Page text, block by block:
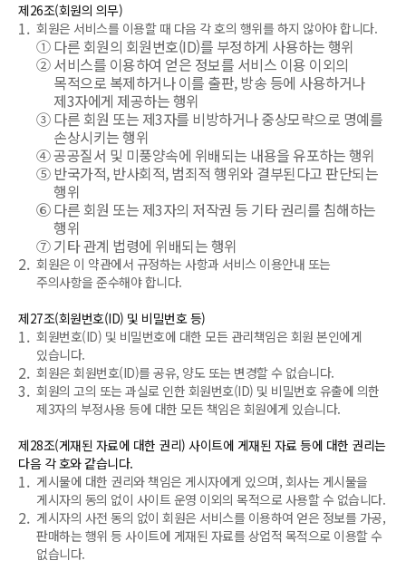
제26조(회원의 의무)
1. 회원은 서비스를 이용할 때 다음 각 호의 행위를 하지 않아야 합니다.
①다른 회원의 회원번호(ID)를 부정하게 사용하는 행위
②서비스를 이용하여 얻은 정보를 서비스 이용 이외의
목적으로 복제하거나 이를 출판, 방송 등에 사용하거나
제3자에게 제공하는 행위
③다른 회원 또는 제3자를 비방하거나 중상모략으로 명예를
손상시키는 행위
④공공질서 및 미풍양속에 위배되는 내용을 유포하는 행위
⑤반국가적, 반사회적, 범죄적 행위와 결부된다고 판단되는
행위
⑥다른 회원 또는 제3자의 저작권 등 기타 권리를 침해하는
행위
⑦기타 관계 법령에 위배되는 행위
2. 회원은 이 약관에서 규정하는 사항과 서비스 이용안내 또는
주의사항을 준수해야 합니다.
제27조(회원번호(ID) 및 비밀번호 등)
1. 회원번호(ID) 및 비밀번호에 대한 모든 관리책임은 회원 본인에게
있습니다.
2. 회원은 회원번호(ID)를 공유, 양도 또는 변경할 수 없습니다.
3. 회원의 고의 또는 과실로 인한 회원번호(ID) 및 비밀번호 유출에 의한
제3자의 부정사용 등에 대한 모든 책임은 회원에게 있습니다.
제28조(게재된 자료에 대한 권리) 사이트에 게재된 자료 등에 대한 권리는
다음 각 호와 같습니다.
1. 게시물에 대한 권리와 책임은 게시자에게 있으며, 회사는 게시물을
게시자의 동의 없이 사이트 운영 이외의 목적으로 사용할 수 없습니다.
2. 게시자의 사전 동의 없이 회원은 서비스를 이용하여 얻은 정보를 가공,
판매하는 행위 등 사이트에 게재된 자료를 상업적 목적으로 이용할 수
없습니다.